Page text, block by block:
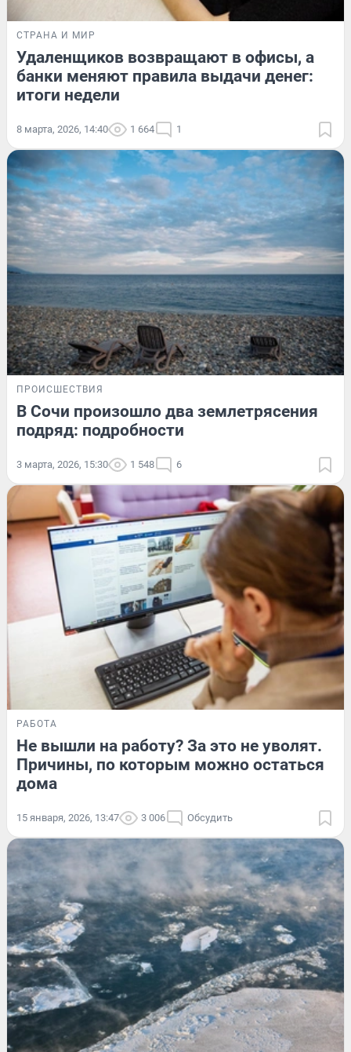
СТРАНА И МИР
Удаленщиков возвращают в офисы, а
банки меняют правила выдачи денег:
итоги недели
8 марта, 2026, 14:40 1 664 1
ПРОИСШЕСТВИЯ
В Сочи произошло два землетрясения
подряд: подробности
3 марта, 2026, 15:30 1 548 6
РАБОТА
Не вышли на работу? За это не уволят.
Причины, по которым можно остаться
дома
15 января, 2026, 13:47 3 006 Обсудить